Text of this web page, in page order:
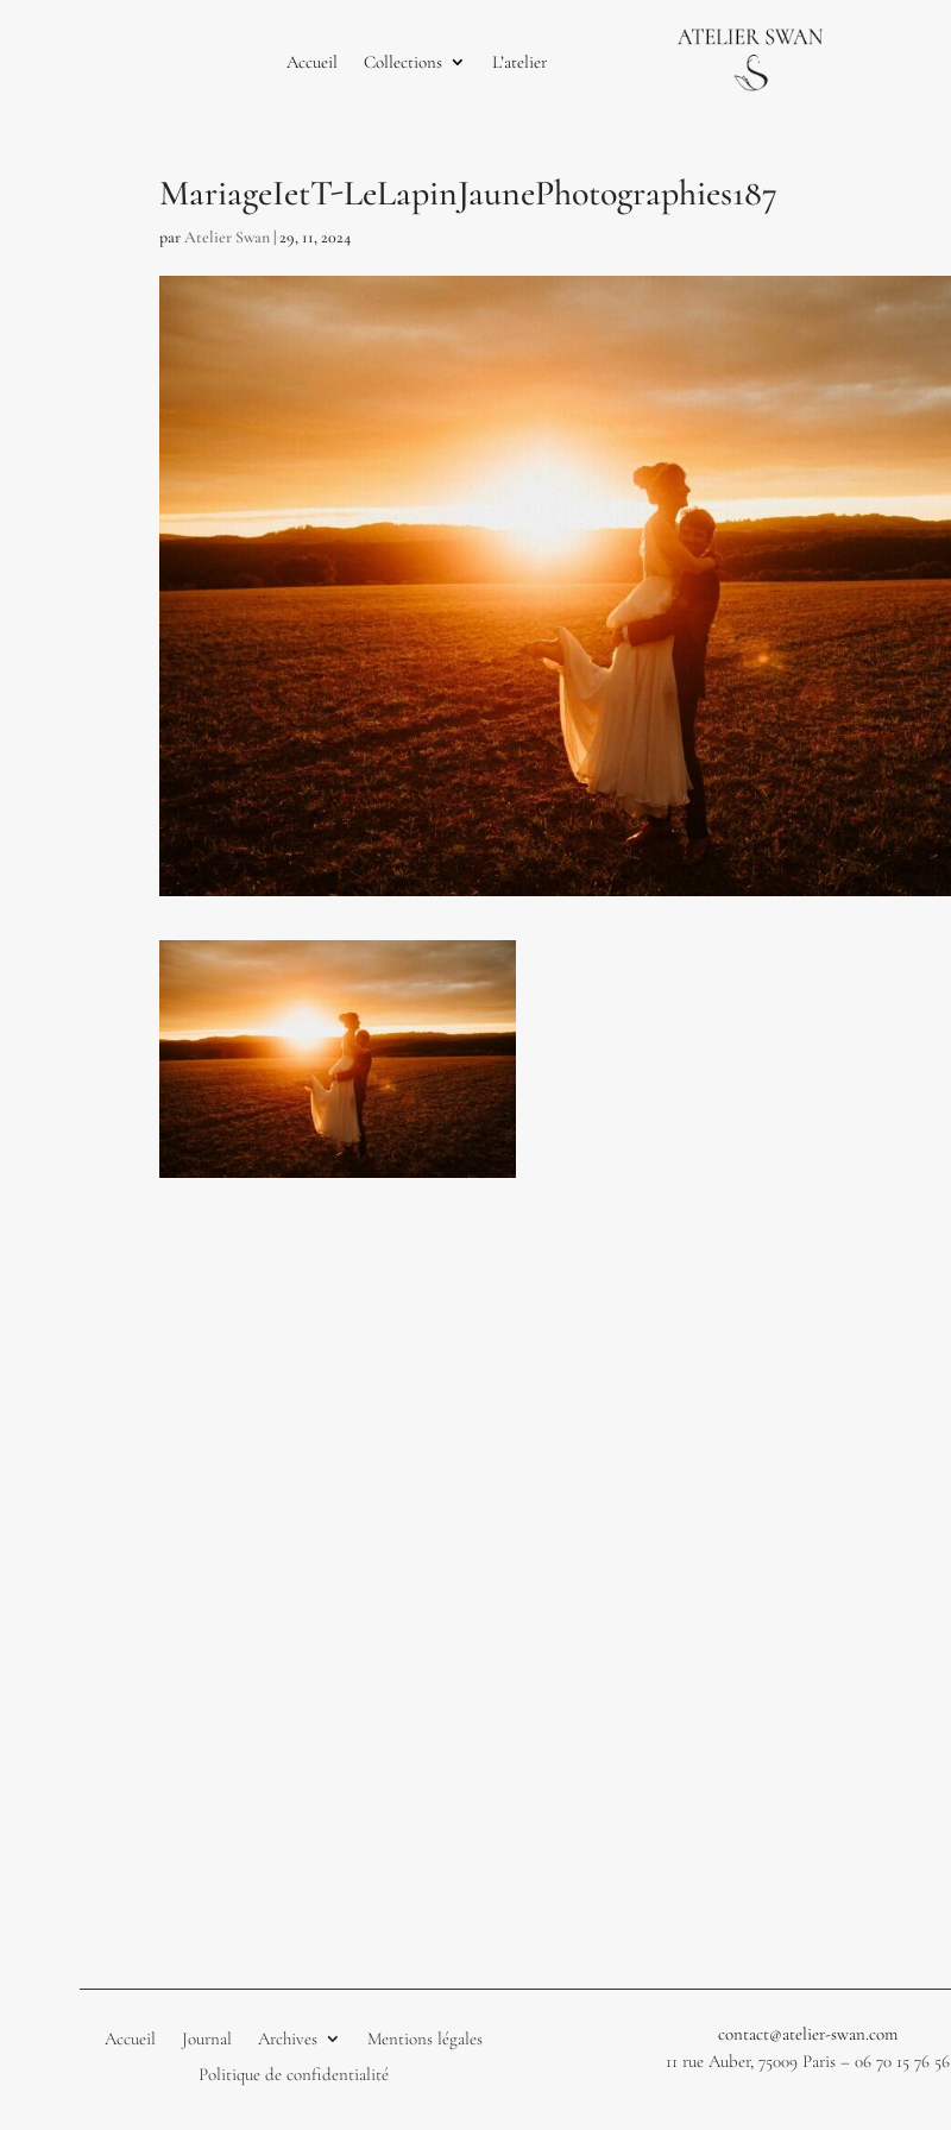
Accueil Collections L’atelier
MariageIetT-LeLapinJaunePhotographies187
parAtelier Swan |29, 11, 2024
Accueil Journal Archives
Mentions légales
Politique de confidentialité
contact@atelier-swan.com
11 rue Auber, 75009 Paris – 06 70 15 76 56